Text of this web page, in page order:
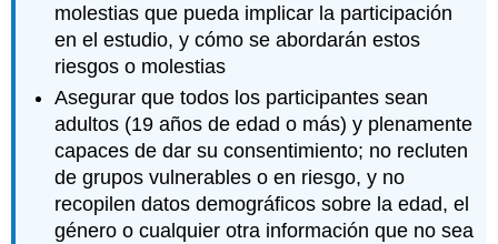
molestias que pueda implicar la participación
en el estudio, y cómo se abordarán estos
riesgos o molestias
Asegurar que todos los participantes sean
adultos (19 años de edad o más) y plenamente
capaces de dar su consentimiento; no recluten
de grupos vulnerables o en riesgo, y no
recopilen datos demográficos sobre la edad, el
género o cualquier otra información que no sea